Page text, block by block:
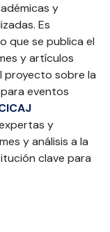
y
Es
que se publica el
y artículos
proyecto sobre la
eventos
y
y análisis a la
clave para